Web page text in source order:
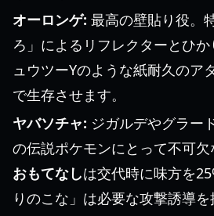
オーロンゲ: 最高の壁貼り役。
ろ」によるリフレクターとひか
ュウツーYのような紙耐久のア
で生存させます。
ヤバソチャ: ジガルデやグラー
の伝説ポケモンにとって不可
おもてなしは交代時に味方を
りのこな」は必要な攻撃誘導を